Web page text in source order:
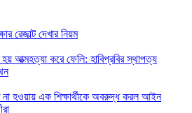
রেজাল্ট দেখার নিয়ম
হয় আত্মহত্যা করে ফেলি: হাবিপ্রবির স্থাপত্য
হওয়ায় এক শিক্ষার্থীকে অবরুদ্ধ করল আইন